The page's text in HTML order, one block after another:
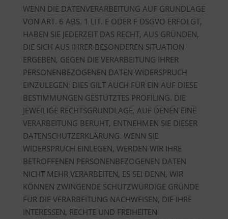
WENN DIE DATENVERARBEITUNG AUF GRUNDLAGE
VON ART. 6 ABS. 1 LIT. E ODER F DSGVO ERFOLGT,
HABEN SIE JEDERZEIT DAS RECHT, AUS GRÜNDEN,
DIE SICH AUS IHRER BESONDEREN SITUATION
ERGEBEN, GEGEN DIE VERARBEITUNG IHRER
PERSONENBEZOGENEN DATEN WIDERSPRUCH
EINZULEGEN; DIES GILT AUCH FÜR EIN AUF DIESE
BESTIMMUNGEN GESTÜTZTES PROFILING. DIE
JEWEILIGE RECHTSGRUNDLAGE, AUF DENEN EINE
VERARBEITUNG BERUHT, ENTNEHMEN SIE DIESER
DATENSCHUTZERKLÄRUNG. WENN SIE
WIDERSPRUCH EINLEGEN, WERDEN WIR IHRE
BETROFFENEN PERSONENBEZOGENEN DATEN
NICHT MEHR VERARBEITEN, ES SEI DENN, WIR
KÖNNEN ZWINGENDE SCHUTZWÜRDIGE GRÜNDE
FÜR DIE VERARBEITUNG NACHWEISEN, DIE IHRE
INTERESSEN, RECHTE UND FREIHEITEN